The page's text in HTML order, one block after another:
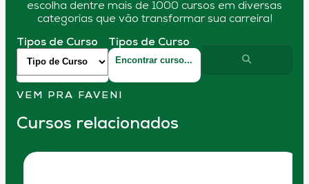
escolha dentre mais de 1000 cursos em diversas
categorias que vão transformar sua carreira!
Tipos de Curso Tipos de Curso
VEM PRA FAVENI
Cursos relacionados